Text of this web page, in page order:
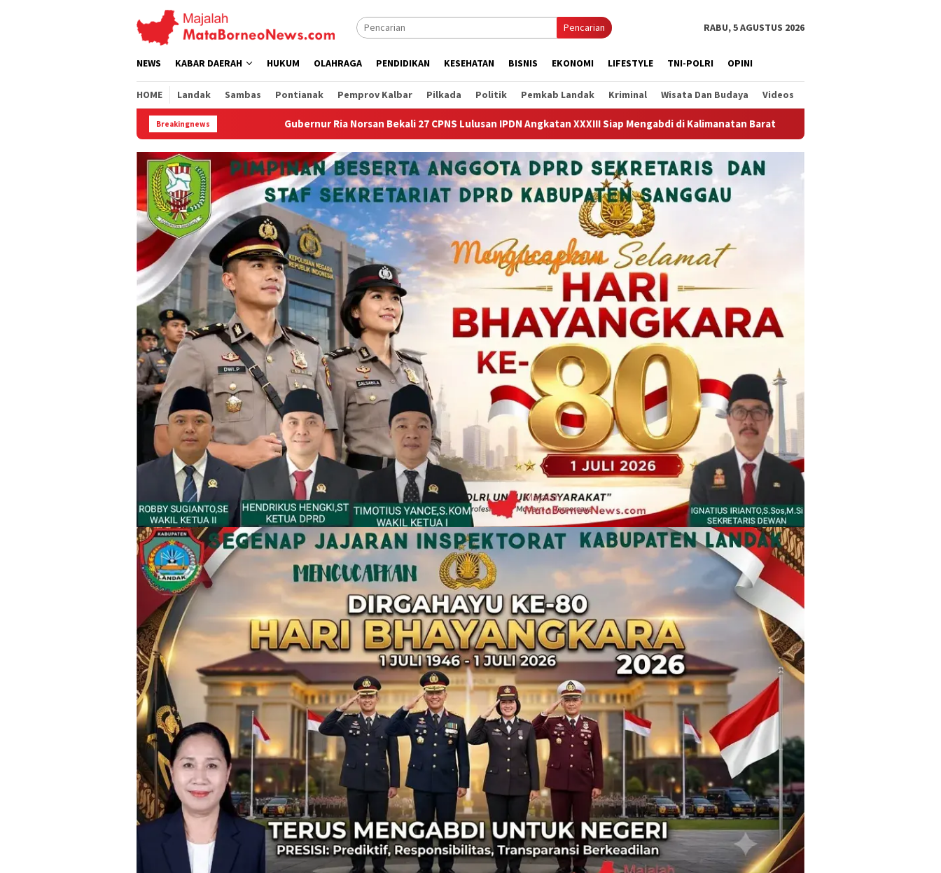
Pencarian RABU, 5 AGUSTUS 2026
NEWS KABAR DAERAH HUKUM OLAHRAGA PENDIDIKAN KESEHATAN BISNIS EKONOMI LIFESTYLE TNI-POLRI OPINI
HOME Landak Sambas Pontianak Pemprov Kalbar Pilkada Politik Pemkab Landak Kriminal Wisata Dan Budaya Videos
Breakingnews
Gubernur Ria Norsan Bekali 27 CPNS Lulusan IPDN Angkatan XXXIII Siap Mengabdi di Kalimanatan Barat PWI Kalbar Prihatin dan Mengecam Dugaan Intimidasi